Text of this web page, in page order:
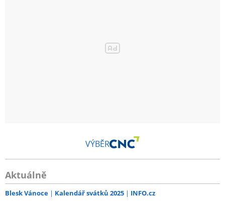
VÝBĚR
Aktuálně
Blesk Vánoce Kalendář svátků 2025 INFO.cz